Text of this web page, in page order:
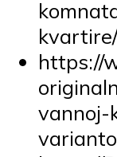
kvartire/
https://
vannoj-